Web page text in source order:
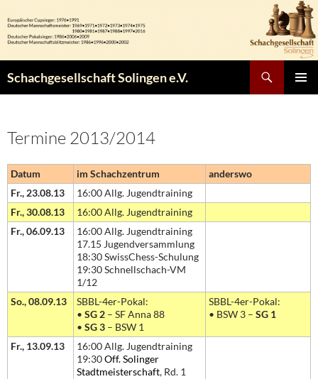
Inhalt
springen
Schachgesellschaft Solingen e.V.
Termine 2013/2014
Datum im Schachzentrum
anderswo
Fr., 23.08.13
16:00 Allg. Jugendtraining
Fr., 30.08.13
16:00 Allg. Jugendtraining
Fr., 06.09.13
16:00 Allg. Jugendtraining
17.15 Jugendversammlung
18:30 SwissChess-Schulung
19:30 Schnellschach-VM
1/12
So., 08.09.13
SBBL-4er-Pokal:
• SG 2 – SF Anna 88
• SG 3 – BSW 1
SBBL-4er-Pokal:
• BSW 3 – SG 1
Fr., 13.09.13
16:00 Allg. Jugendtraining
19:30Off. Solinger
Stadtmeisterschaft, Rd. 1